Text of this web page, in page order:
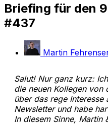
Briefing für den
#437
Martin
Salut! Nur ganz kurz:
die neuen Kollegen von
über das rege Interesse
Newsletter und habe
In diesem Sinne, Martin